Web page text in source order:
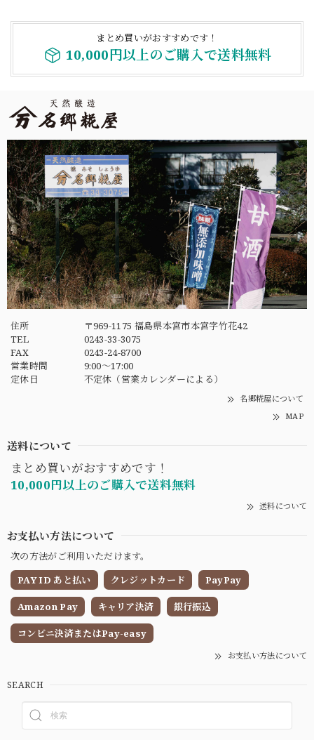
まとめ買いがおすすめです！
10,000円以上のご購入で送料無料
住所
〒969-1175 福島県本宮市本宮字竹花42
TEL
0243-33-3075
FAX
0243-24-8700
営業時間
9:00〜17:00
定休日
不定休（営業カレンダーによる）
名郷糀屋について
MAP
送料について
まとめ買いがおすすめです！
10,000円以上のご購入で送料無料
送料について
お支払い方法について
次の方法がご利用いただけます。
PAY ID あと払い
クレジットカード PayPay
Amazon Pay キャリア決済 銀行振込
コンビニ決済またはPay-easy
お支払い方法について
SEARCH